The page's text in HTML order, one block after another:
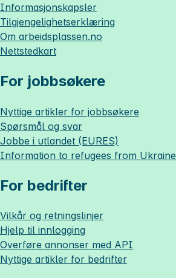
Informasjonskapsler
Tilgjengelighetserklæring
Om arbeidsplassen.no
Nettstedkart
For jobbsøkere
Nyttige artikler for jobbsøkere
Spørsmål og svar
Jobbe i utlandet (EURES)
Information to refugees from Ukraine
For bedrifter
Vilkår og retningslinjer
Hjelp til innlogging
Overføre annonser med API
Nyttige artikler for bedrifter